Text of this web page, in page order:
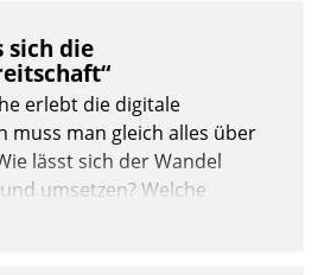
sich die
erlebt die digitale
muss man gleich alles über
lässt sich der Wandel
umsetzen? Welche